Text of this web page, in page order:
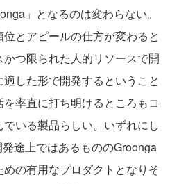
」となるのは変わらない。
とアピールの仕方が変わると
つ限られた人的リソースで開
した形で開発するということ
率直に打ち明けるところもコ
いる製品らしい。いずれにし
途上ではあるもののGroonga
の有用なプロダクトとなりそ